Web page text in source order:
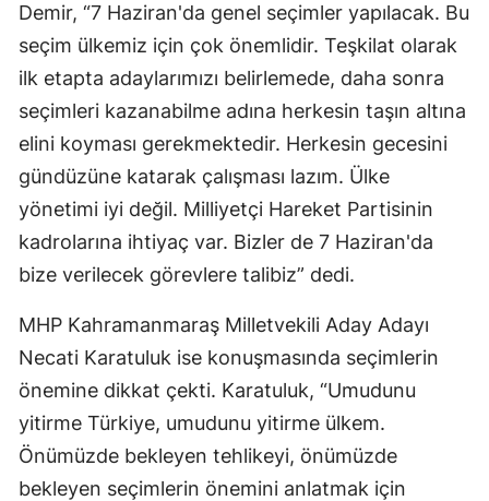
Demir, “7 Haziran'da genel seçimler yapılacak. Bu
seçim ülkemiz için çok önemlidir. Teşkilat olarak
ilk etapta adaylarımızı belirlemede, daha sonra
seçimleri kazanabilme adına herkesin taşın altına
elini koyması gerekmektedir. Herkesin gecesini
gündüzüne katarak çalışması lazım. Ülke
yönetimi iyi değil. Milliyetçi Hareket Partisinin
kadrolarına ihtiyaç var. Bizler de 7 Haziran'da
bize verilecek görevlere talibiz” dedi.
MHP Kahramanmaraş Milletvekili Aday Adayı
Necati Karatuluk ise konuşmasında seçimlerin
önemine dikkat çekti. Karatuluk, “Umudunu
yitirme Türkiye, umudunu yitirme ülkem.
Önümüzde bekleyen tehlikeyi, önümüzde
bekleyen seçimlerin önemini anlatmak için